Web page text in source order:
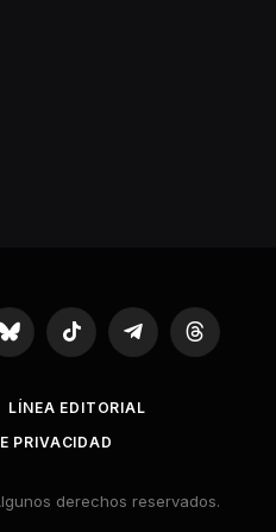
Bluesky TikTok TelegramThreads
LÍNEA EDITORIAL
PRIVACIDAD
derechos reservados.